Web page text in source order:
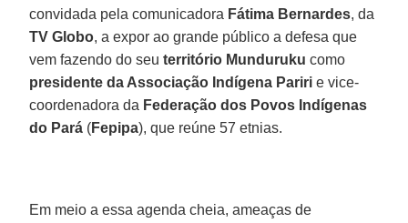
convidada pela comunicadora Fátima Bernardes, da
TV Globo, a expor ao grande público a defesa que
vem fazendo do seuterritório Munduruku como
presidente da Associação Indígena Pariri e vice-
coordenadora da Federação dos Povos Indígenas
do Pará (Fepipa), que reúne 57 etnias.
Em meio a essa agenda cheia, ameaças de